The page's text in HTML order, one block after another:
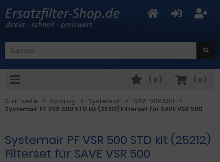
( 0 )
( 0 )
Startseite Katalog Systemair
SAVE VSR 500
Systemair PF VSR 500 STD kit (25212) Filterset für SAVE VSR 500
Systemair PF VSR 500 STD kit (25212)
Filterset für SAVE VSR 500